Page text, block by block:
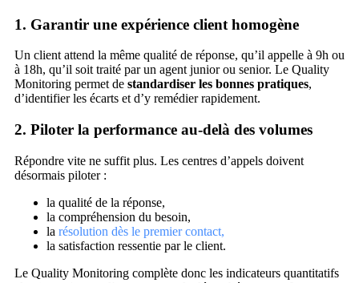
1. Garantir une expérience client homogène
Un client attend la même qualité de réponse, qu’il appelle à 9h ou
à 18h, qu’il soit traité par un agent junior ou senior. Le Quality
Monitoring permet de standardiser les bonnes pratiques,
d’identifier les écarts et d’y remédier rapidement.
2. Piloter la performance au-delà des volumes
Répondre vite ne suffit plus. Les centres d’appels doivent
désormais piloter :
la qualité de la réponse,
la compréhension du besoin,
la résolution dès le premier contact,
la satisfaction ressentie par le client.
Le Quality Monitoring complète donc les indicateurs quantitatifs